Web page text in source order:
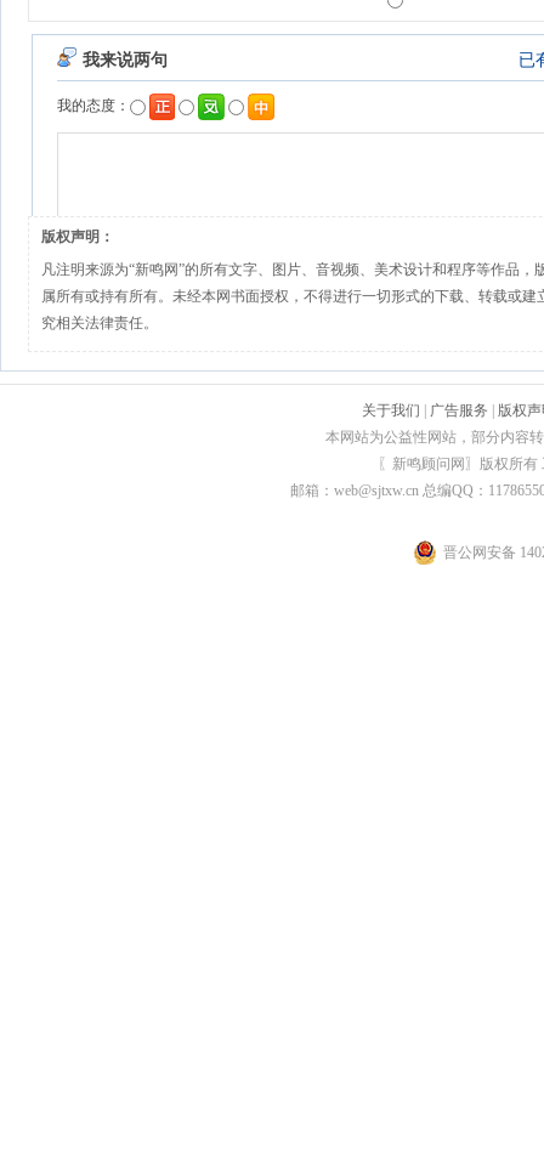
版权声明：
凡注明来源为“新鸣网”的所有文字、图片、音视频、美术设计和程序等作品，
属所有或持有所有。未经本网书面授权，不得进行一切形式的下载、转载或
究相关法律责任。
关于我们 广告服务
版权
本网站为公益性网站，部分内容
〖新鸣顾问网〗版权所
邮箱：web@sjtxw.cn 总编QQ：
晋公网安备